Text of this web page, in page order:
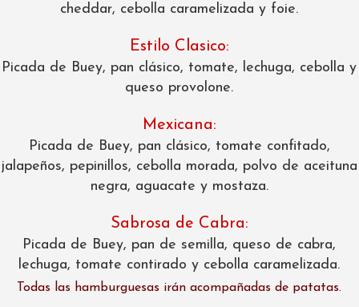
cheddar, cebolla caramelizada y foie.
Estilo Clasico:
Picada de Buey, pan clásico, tomate, lechuga, cebolla y
queso provolone.
Mexicana:
Picada de Buey, pan clásico, tomate confitado,
jalapeños, pepinillos, cebolla morada, polvo de aceituna
negra, aguacate y mostaza.
Sabrosa de Cabra:
Picada de Buey, pan de semilla, queso de cabra,
lechuga, tomate contirado y cebolla caramelizada.
Todas las hamburguesas irán acompañadas de patatas.